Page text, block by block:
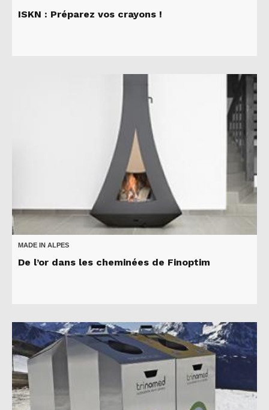
ISKN : Préparez vos crayons !
MADE IN ALPES
De l’or dans les cheminées de Finoptim